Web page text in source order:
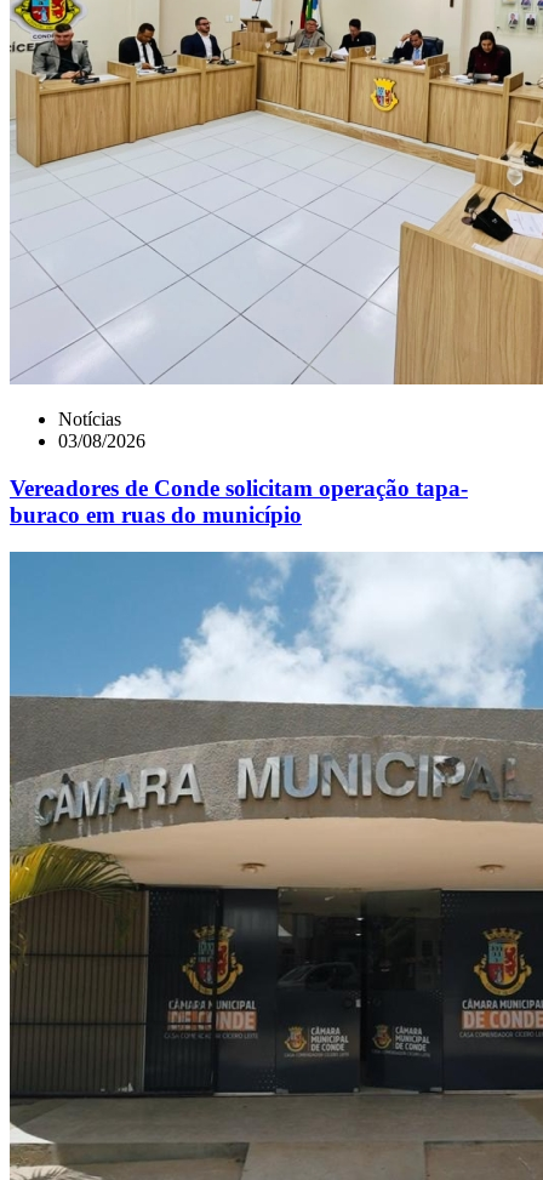
Notícias
03/08/2026
Vereadores de Conde solicitam operação tapa-
buraco em ruas do município